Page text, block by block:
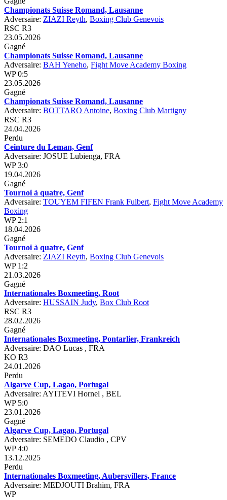
Championats Suisse Romand, Lausanne
Adversaire: ZIAZI Reyth, Boxing Club Genevois
RSC R3
23.05.2026
Gagné
Championats Suisse Romand, Lausanne
Adversaire: BAH Yeneho, Fight Move Academy Boxing
WP 0:5
23.05.2026
Gagné
Championats Suisse Romand, Lausanne
Adversaire: BOTTARO Antoine, Boxing Club Martigny
RSC R3
24.04.2026
Perdu
Ceinture du Leman, Genf
Adversaire: JOSUE Lubienga, FRA
WP 3:0
19.04.2026
Gagné
Tournoi à quatre, Genf
Adversaire: TOUYEM FIFEN Frank Fulbert, Fight Move Academy
Boxing
WP 2:1
18.04.2026
Gagné
Tournoi à quatre, Genf
Adversaire: ZIAZI Reyth, Boxing Club Genevois
WP 1:2
21.03.2026
Gagné
Internationales Boxmeeting, Root
Adversaire: HUSSAIN Judy, Box Club Root
RSC R3
28.02.2026
Gagné
Internationales Boxmeeting, Pontarlier, Frankreich
Adversaire: DAO Lucas , FRA
KO R3
24.01.2026
Perdu
Algarve Cup, Lagao, Portugal
Adversaire: AYITEVI Hornel , BEL
WP 5:0
23.01.2026
Gagné
Algarve Cup, Lagao, Portugal
Adversaire: SEMEDO Claudio , CPV
WP 4:0
13.12.2025
Perdu
Internationales Boxmeeting, Aubersvillers, France
Adversaire: MEDJOUTI Brahim, FRA
WP